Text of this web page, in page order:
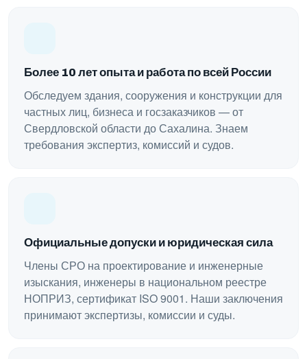
Более 10 лет опыта и работа по всей России
Обследуем здания, сооружения и конструкции для
частных лиц, бизнеса и госзаказчиков — от
Свердловской области до Сахалина. Знаем
требования экспертиз, комиссий и судов.
Официальные допуски и юридическая сила
Члены СРО на проектирование и инженерные
изыскания, инженеры в национальном реестре
НОПРИЗ, сертификат ISO 9001. Наши заключения
принимают экспертизы, комиссии и суды.